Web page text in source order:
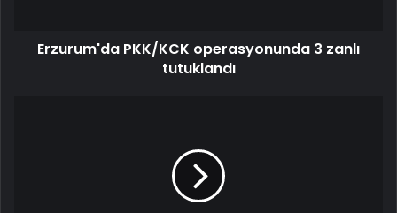
Erzurum'da PKK/KCK operasyonunda 3 zanlı
tutuklandı